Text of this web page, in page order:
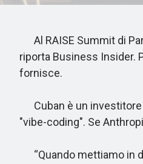
Al RAISE Summit di
riporta Business Insider.
fornisce.
Cuban è un investitore
"vibe-coding". Se
“Quando mettiamo in